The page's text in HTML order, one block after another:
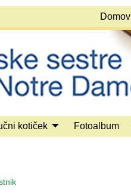
Domov
kotiček Fotoalbum